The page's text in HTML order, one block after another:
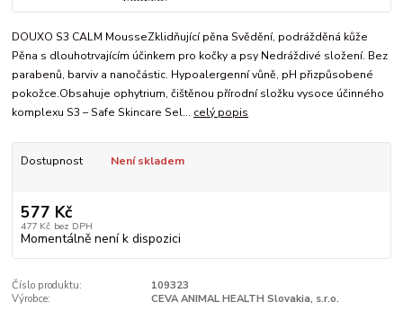
DOUXO S3 CALM MousseZklidňující pěna Svědění, podrážděná kůže
Pěna s dlouhotrvajícím účinkem pro kočky a psy Nedráždivé složení. Bez
parabenů, barviv a nanočástic. Hypoalergenní vůně, pH přizpůsobené
pokožce.Obsahuje ophytrium, čištěnou přírodní složku vysoce účinného
komplexu S3 – Safe Skincare Sel... celý popis
Dostupnost Není skladem
577 Kč
477 Kč bez DPH
Momentálně není k dispozici
Číslo produktu:
109323
Výrobce:
CEVA ANIMAL HEALTH Slovakia, s.r.o.